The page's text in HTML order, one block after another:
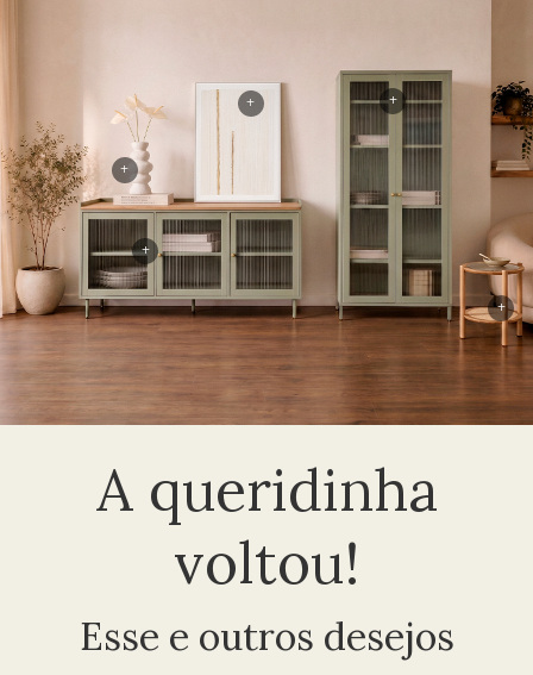
A queridinha
voltou!
Esse e outros desejos
+
+
+
+
+